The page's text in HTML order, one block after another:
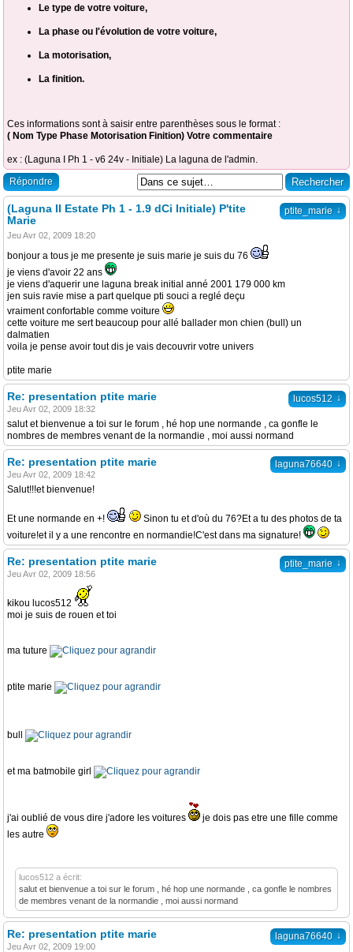
Le type de votre voiture,
La phase ou l'évolution de votre voiture,
La motorisation,
La finition.
Ces informations sont à saisir entre parenthèses sous le format :
( Nom Type Phase Motorisation Finition) Votre commentaire
ex : (Laguna I Ph 1 - v6 24v - Initiale) La laguna de l'admin.
Répondre
ptite_marie ↓
(Laguna II Estate Ph 1 - 1.9 dCi Initiale) P'tite
Marie
Jeu Avr 02, 2009 18:20
bonjour a tous je me presente je suis marie je suis du 76
je viens d'avoir 22 ans
je viens d'aquerir une laguna break initial anné 2001 179 000 km
jen suis ravie mise a part quelque pti souci a reglé deçu
vraiment confortable comme voiture
cette voiture me sert beaucoup pour allé ballader mon chien (bull) un
dalmatien
voila je pense avoir tout dis je vais decouvrir votre univers
ptite marie
lucos512 ↓
Re: presentation ptite marie
Jeu Avr 02, 2009 18:32
salut et bienvenue a toi sur le forum , hé hop une normande , ca gonfle le
nombres de membres venant de la normandie , moi aussi normand
laguna76640 ↓
Re: presentation ptite marie
Jeu Avr 02, 2009 18:42
Salut!!!et bienvenue!
Et une normande en +!
Sinon tu et d'où du 76?Et a tu des photos de ta
voiture!et il y a une rencontre en normandie!C'est dans ma signature!
ptite_marie ↓
Re: presentation ptite marie
Jeu Avr 02, 2009 18:56
kikou lucos512
moi je suis de rouen et toi
ma tuture
ptite marie
bull
et ma batmobile girl
j'ai oublié de vous dire j'adore les voitures
je dois pas etre une fille comme
les autre
lucos512 a écrit:
salut et bienvenue a toi sur le forum , hé hop une normande , ca gonfle le nombres
de membres venant de la normandie , moi aussi normand
laguna76640 ↓
Re: presentation ptite marie
Jeu Avr 02, 2009 19:00